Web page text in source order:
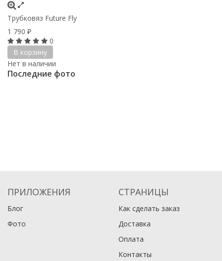
Трубковяз Future Fly
1 790 ₽
0
В корзину
Нет в наличии
Последние фото
ПРИЛОЖЕНИЯ
Блог
Фото
СТРАНИЦЫ
Как сделать заказ
Доставка
Оплата
Контакты